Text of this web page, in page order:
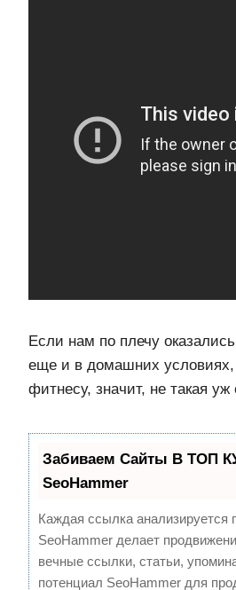
Если нам по плечу
еще и в домашних условиях,
фитнесу, значит, не такая
Забиваем Сайты В ТОП
SeoHammer
Каждая ссылка анализируется
SeoHammer делает
вечные ссылки, статьи,
потенциал SeoHammer для